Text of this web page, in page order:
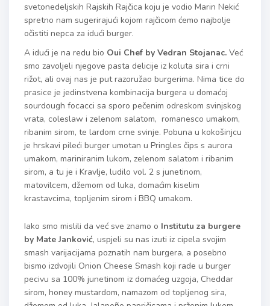
svetonedeljskih Rajskih Rajčica koju je vodio Marin Nekić
spretno nam sugerirajući kojom rajčicom ćemo najbolje
očistiti nepca za idući burger.
A idući je na redu bio Oui Chef by Vedran Stojanac. Već
smo zavoljeli njegove pasta delicije iz koluta sira i crni
rižot, ali ovaj nas je put razoružao burgerima. Nima tice do
prasice je jedinstvena kombinacija burgera u domaćoj
sourdough focacci sa sporo pečenim odreskom svinjskog
vrata, coleslaw i zelenom salatom, romanesco umakom,
ribanim sirom, te lardom crne svinje. Pobuna u kokošinjcu
je hrskavi pileći burger umotan u Pringles čips s aurora
umakom, mariniranim lukom, zelenom salatom i ribanim
sirom, a tu je i Kravlje, ludilo vol. 2 s junetinom,
matovilcem, džemom od luka, domaćim kiselim
krastavcima, topljenim sirom i BBQ umakom.
Iako smo mislili da već sve znamo o Institutu za burgere
by Mate Janković, uspjeli su nas izuti iz cipela svojim
smash varijacijama poznatih nam burgera, a posebno
bismo izdvojili Onion Cheese Smash koji rade u burger
pecivu sa 100% junetinom iz domaćeg uzgoja, Cheddar
sirom, honey mustardom, namazom od topljenog sira,